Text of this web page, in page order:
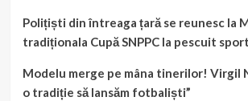
Polițiști din întreaga țară se reunesc la
tradiționala Cupă SNPPC la pescuit
Modelu merge pe mâna tinerilor! Virgil
o tradiție să lansăm fotbaliști”